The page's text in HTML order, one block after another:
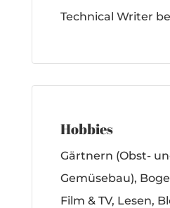
Technical Writer
Hobbies
Gärtnern (Obst-
Gemüsebau),
Film & TV, Lesen,